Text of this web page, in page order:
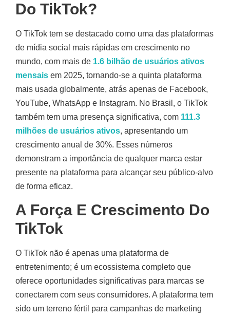
Do TikTok?
O TikTok tem se destacado como uma das plataformas
de mídia social mais rápidas em crescimento no
mundo, com mais de 1.6 bilhão de usuários ativos
mensais em 2025, tornando-se a quinta plataforma
mais usada globalmente, atrás apenas de Facebook,
YouTube, WhatsApp e Instagram. No Brasil, o TikTok
também tem uma presença significativa, com 111.3
milhões de usuários ativos, apresentando um
crescimento anual de 30%. Esses números
demonstram a importância de qualquer marca estar
presente na plataforma para alcançar seu público-alvo
de forma eficaz.
A Força E Crescimento Do
TikTok
O TikTok não é apenas uma plataforma de
entretenimento; é um ecossistema completo que
oferece oportunidades significativas para marcas se
conectarem com seus consumidores. A plataforma tem
sido um terreno fértil para campanhas de marketing